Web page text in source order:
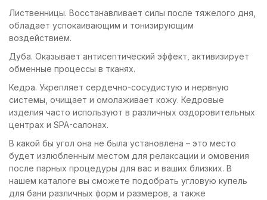
Лиственницы. Восстанавливает силы после тяжелого дня,
обладает успокаивающим и тонизирующим
воздействием.
Дуба. Оказывает антисептический эффект, активизирует
обменные процессы в тканях.
Кедра. Укрепляет сердечно-сосудистую и нервную
системы, очищает и омолаживает кожу. Кедровые
изделия часто используют в различных оздоровительных
центрах и SPA-салонах.
В какой бы угол она не была установлена – это место
будет излюбленным местом для релаксации и омовения
после парных процедуры для вас и ваших близких. В
нашем каталоге вы сможете подобрать угловую купель
для бани различных форм и размеров, а также